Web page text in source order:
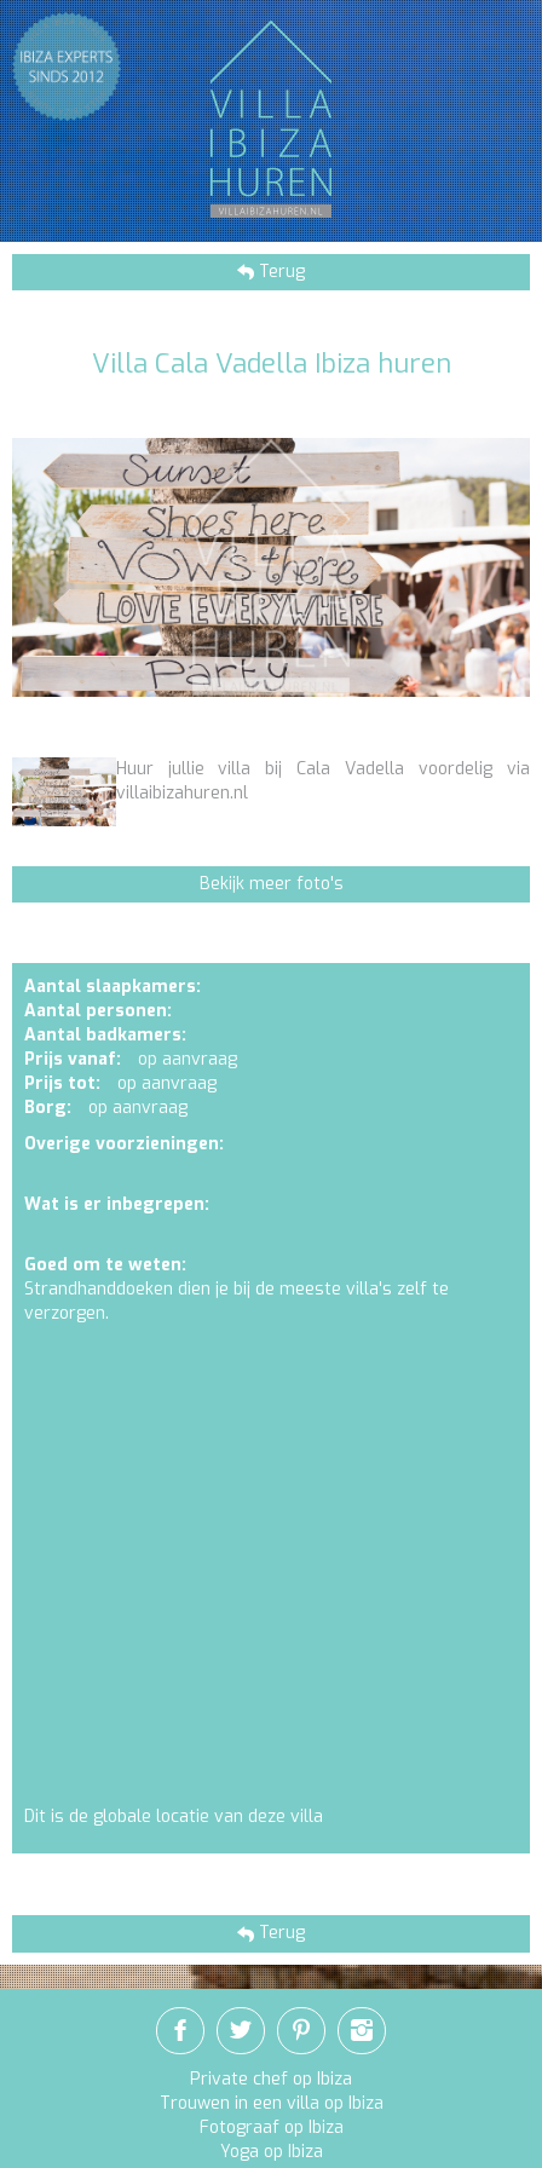
Terug
Villa Cala Vadella Ibiza huren
Huur jullie villa bij Cala Vadella voordelig via
villaibizahuren.nl
Bekijk meer foto's
Aantal slaapkamers:
Aantal personen:
Aantal badkamers:
Prijs vanaf:
op aanvraag
Prijs tot:
op aanvraag
Borg:
op aanvraag
Overige voorzieningen:
Wat is er inbegrepen:
Goed om te weten:
Strandhanddoeken dien je bij de meeste villa's zelf te
verzorgen.
Dit is de globale locatie van deze villa
Terug
Private chef op Ibiza
Trouwen in een villa op Ibiza
Fotograaf op Ibiza
Yoga op Ibiza